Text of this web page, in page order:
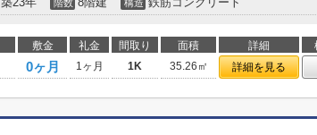
階数 構造
敷金 礼金 間取り 面積 詳細
0ヶ月 1ヶ月 1K 35.26㎡ 詳細を見る